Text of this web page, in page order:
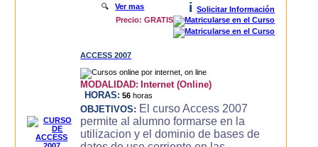
🔍Ver mas i
Solicitar Información
Precio: GRATIS
ACCESS 2007
MODALIDAD: Internet (Online)
HORAS: 56 horas
OBJETIVOS: El curso Access 2007
permite al alumno formarse en la
utilizacion y el dominio de bases de